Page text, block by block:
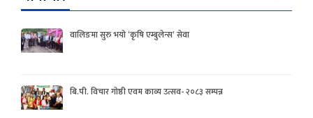
वालिङमा सुरु भयो ‘कृषि एम्बुलेन्स’ सेवा
बि.पी. विचार गोष्ठी एवम काव्य उत्सव- २०८३ सम्पन्न